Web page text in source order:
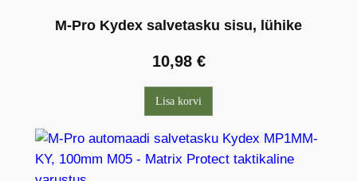
M-Pro Kydex salvetasku sisu, lühike
10,98 €
Lisa korvi